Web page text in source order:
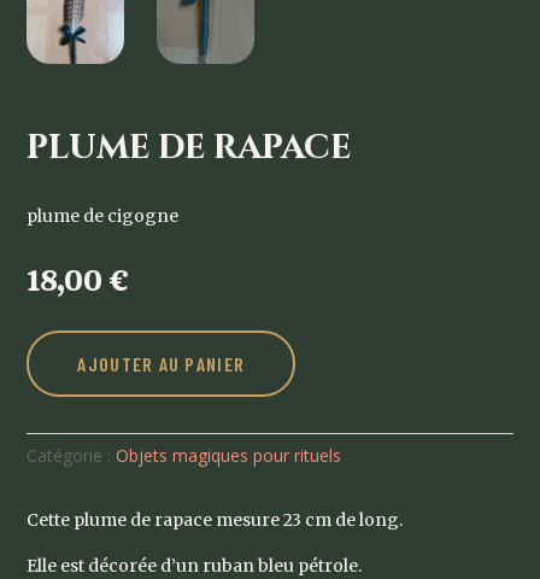
plume de rapace
plume de cigogne
18,00 €
AJOUTER AU PANIER
Catégorie :Objets magiques pour rituels
Cette plume de rapace mesure 23 cm de long.
Elle est décorée d’un ruban bleu pétrole.